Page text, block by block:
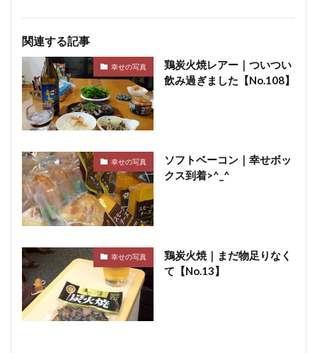
関連する記事
幸せの写真
鶏炭火焼レアー｜ついつい
飲み過ぎました【No.108】
幸せの写真
ソフトベーコン｜幸せボッ
クス到着>^_^
幸せの写真
鶏炭火焼｜まだ物足りなく
て【No.13】